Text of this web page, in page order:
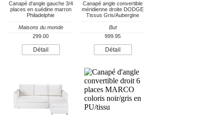
Canapé d'angle gauche 3/4
places en suédine marron
Philadelphie
Maisons du monde
299.00
Détail
Canapé angle convertible
méridienne droite DODGE
Tissus Gris/Aubergine
But
999.95
Détail